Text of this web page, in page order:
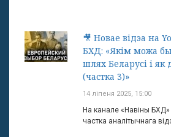
🎥 Новае відэа на
БХД: «Якім можа
шлях Беларусі і як
(частка 3)»
14 ліпеня 2025, 15:00
На канале «Навіны
частка аналітычнага